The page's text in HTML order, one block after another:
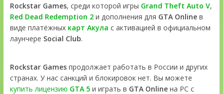
Rockstar Games, среди которой игры Grand Theft Auto V,
Red Dead Redemption 2и дополнения для GTA Onlineв
виде платёжных карт Акула с активацией в официальном
лаунчере Social Club.
Rockstar Gamesпродолжает работать в России и других
странах. У нас санкций и блокировок нет. Вы можете
купить лицензию GTA 5и играть в GTA Onlineна PC с